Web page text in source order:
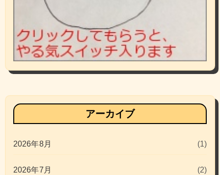
アーカイブ
2026年8月 (1)
2026年7月 (2)